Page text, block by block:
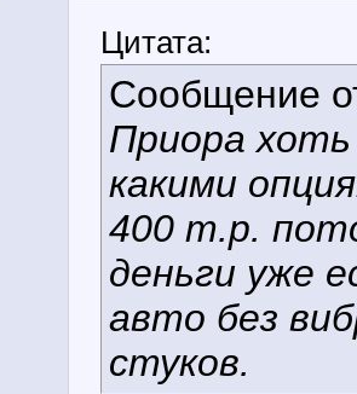
Цитата:
Сообщение
Приора хоть
какими
400 т.р.
деньги уже
авто без
стуков.